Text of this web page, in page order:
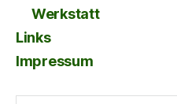
Werkstatt
Links
Impressum